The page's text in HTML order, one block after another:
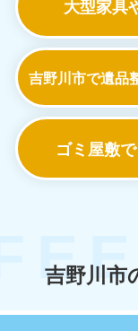
大型家具
吉野川市で遺品
ゴミ屋敷
吉野川市